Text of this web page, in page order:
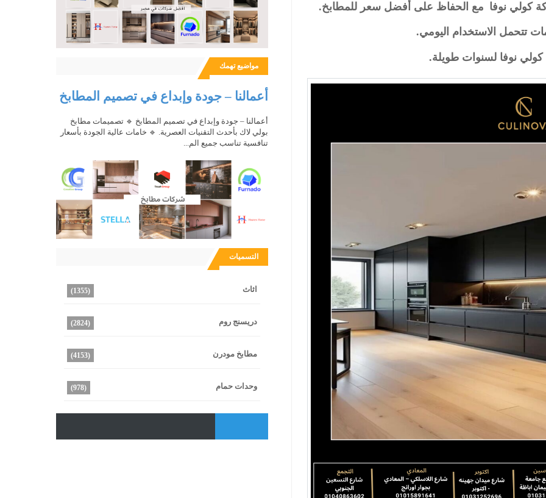
كولي نوفا مع الحفاظ على أفضل سعر للمطابخ.
تتحمل الاستخدام اليومي.
نوفا لسنوات طويلة.
مواضيع تهمك
أعمالنا – جودة وإبداع في تصميم المطابخ
أعمالنا – جودة وإبداع في تصميم المطابخ 🔹 تصميمات مطابخ
بولي لاك بأحدث التقنيات العصرية. 🔹 خامات عالية الجودة بأسعار
تنافسية تناسب جميع الم...
التسميات
اثاث (1355)
دريسنج روم (2824)
مطابخ مودرن (4153)
وحدات حمام (978)